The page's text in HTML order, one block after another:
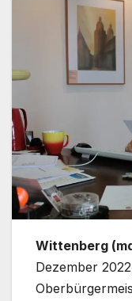
Wittenberg
Dezember